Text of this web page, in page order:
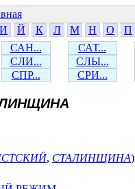
И Й К Л М Н О П
САН... САТ...
СЛИ... СЛЫ...
СПР... СРИ...
, СТАЛИНЩИНА)